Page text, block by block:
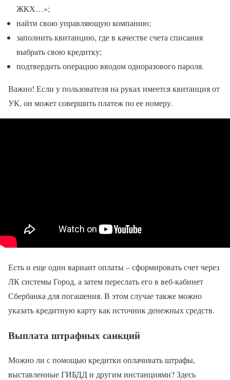
ЖКХ…»;
найти свою управляющую компанию;
заполнить квитанцию, где в качестве счета списания
выбрать свою кредитку;
подтвердить операцию вводом одноразового пароля.
Важно! Если у пользователя на руках имеется квитанция от
УК, он может совершить платеж по ее номеру.
Есть и еще один вариант оплаты – сформировать счет через
ЛК системы Город, а затем переслать его в веб-кабинет
Сбербанка для погашения. В этом случае также можно
указать кредитную карту как источник денежных средств.
Выплата штрафных санкций
Можно ли с помощью кредитки оплачивать штрафы,
выставленные ГИБДД и другим инстанциями? Здесь